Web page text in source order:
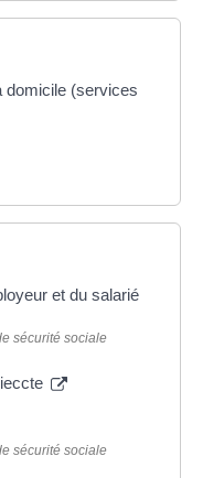
domicile (services
et du salarié
sécurité sociale
sécurité sociale